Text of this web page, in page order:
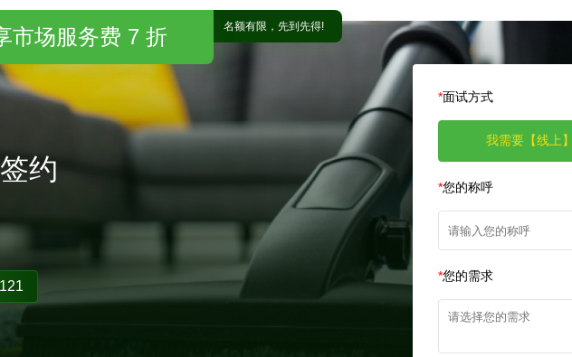
市场服务费 7 折 名额有限，先到先得!
约
*面试方式
我需要【线上
*您的称呼
*您的需求